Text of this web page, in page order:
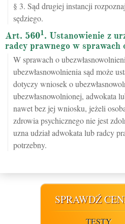
§ 3. Sąd drugiej instancji
sędziego.
Art. 5601. Ustanowienie z
radcy prawnego w sprawach
W sprawach o
ubezwłasnowolnienia sąd może
dotyczy wniosek o
ubezwłasnowolnionej, adwokata
nawet bez jej wniosku, jeżeli
zdrowia psychicznego nie jest
uzna udział adwokata lub radcy
potrzebny.
SPRAWDŹ
TESTY